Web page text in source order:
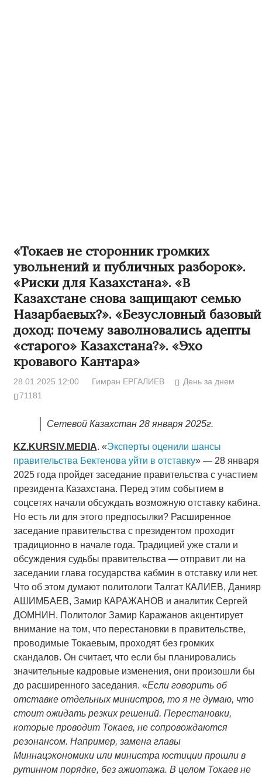
«Токаев не сторонник громких
увольнений и публичных разборок».
«Риски для Казахстана». «В
Казахстане снова защищают семью
Назарбаевых?». «Безусловный базовый
доход: почему заволновались адепты
«старого» Казахстана?». «Эхо
кровавого Кантара»
28.01.2025 12:00 Гимран ЕРГАЛИЕВ
День за днем
71181
Сетевой Казахстан 28 января 2025г.
KZ.KURSIV.MEDIA. «Эксперты оценили шансы
правительства Бектенова уйти в отставку» — 28 января
2025 года пройдет заседание правительства с участием
президента Казахстана. Перед этим событием в
соцсетях начали обсуждать возможную отставку кабина.
Но есть ли для этого предпосылки? Расширенное
заседание правительства с президентом проходит
традиционно в начале года. Традицией уже стали и
обсуждения судьбы правительства — отправит ли на
заседании глава государства кабмин в отставку или нет.
Что об этом думают политологи Талгат КАЛИЕВ, Данияр
АШИМБАЕВ, Замир КАРАЖАНОВ и аналитик Сергей
ДОМНИН. Политолог Замир Каражанов акцентирует
внимание на том, что перестановки в правительстве,
проводимые Токаевым, проходят без громких
скандалов. Он считает, что если бы планировались
значительные кадровые изменения, они произошли бы
до расширенного заседания. «Если говорить об
отставке отдельных министров, то я не думаю, что
стоит ожидать резких решений. Перестановки,
которые проводит Токаев, не сопровождаются
резонансом. Например, замена главы
Миннацэкономики или министра юстиции прошли в
рутинном порядке, без ажиотажа. В целом Токаев не